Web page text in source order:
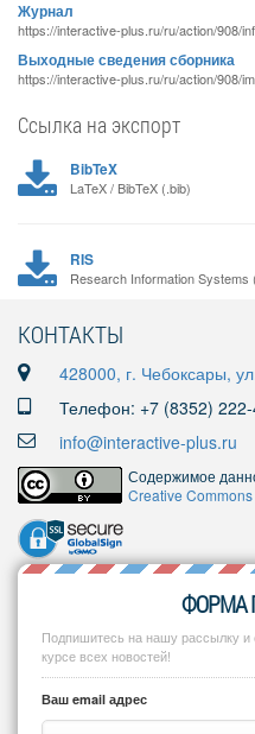
Журнал
https://interactive-plus.ru/ru/action/908/
Выходные сведения сборника
https://interactive-plus.ru/ru/action/908/
Ссылка на экспорт
BibTeX
LaTeX / BibTeX (.bib)
RIS
Research Information Systems
КОНТАКТЫ
428000, г. Чебоксары,
Телефон: +7 (8352)
info@interactive-plus.ru
Содержимое
Creative
ФОРМА
Подпишитесь на нашу рассылку и
курсе всех новостей!
Ваш email адрес